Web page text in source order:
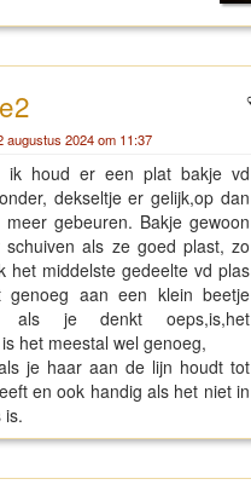
augustus 2024 om 11:37
ik houd er een plat bakje vd
dekseltje er gelijk,op dan
gebeuren. Bakje gewoon
schuiven als ze goed plast, zo
het middelste gedeelte vd plas
aan een klein beetje
als je denkt oeps,is,het
het meestal wel genoeg,
je haar aan de lijn houdt tot
en ook handig als het niet in
is.